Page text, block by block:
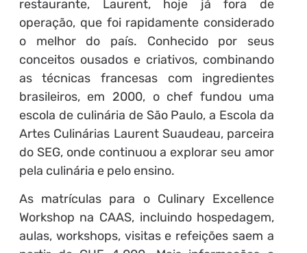
restaurante, Laurent, hoje já fora de
operação, que foi rapidamente considerado
o melhor do país. Conhecido por seus
conceitos ousados e criativos, combinando
as técnicas francesas com ingredientes
brasileiros, em 2000, o chef fundou uma
escola de culinária de São Paulo, a Escola da
Artes Culinárias Laurent Suaudeau, parceira
do SEG, onde continuou a explorar seu amor
pela culinária e pelo ensino.
As matrículas para o Culinary Excellence
Workshop na CAAS, incluindo hospedagem,
aulas, workshops, visitas e refeições saem a